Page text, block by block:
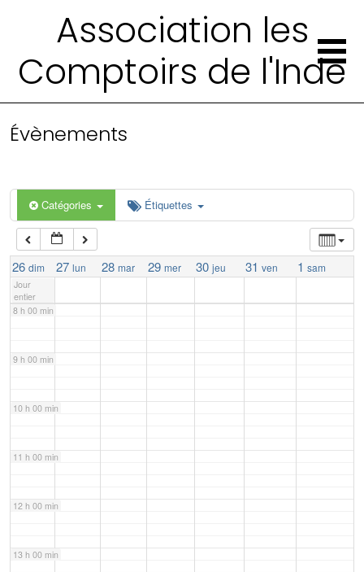
Association les
Comptoirs de l'Inde
Évènements
Catégories Étiquettes
26 dim 27 lun 28 mar 29 mer 30 jeu 31 ven 1 sam
Jour
entier
3 h 00 min
6 h 00 min
7 h 00 min
8 h 00 min
9 h 00 min
10 h 00 min
11 h 00 min
12 h 00 min
13 h 00 min